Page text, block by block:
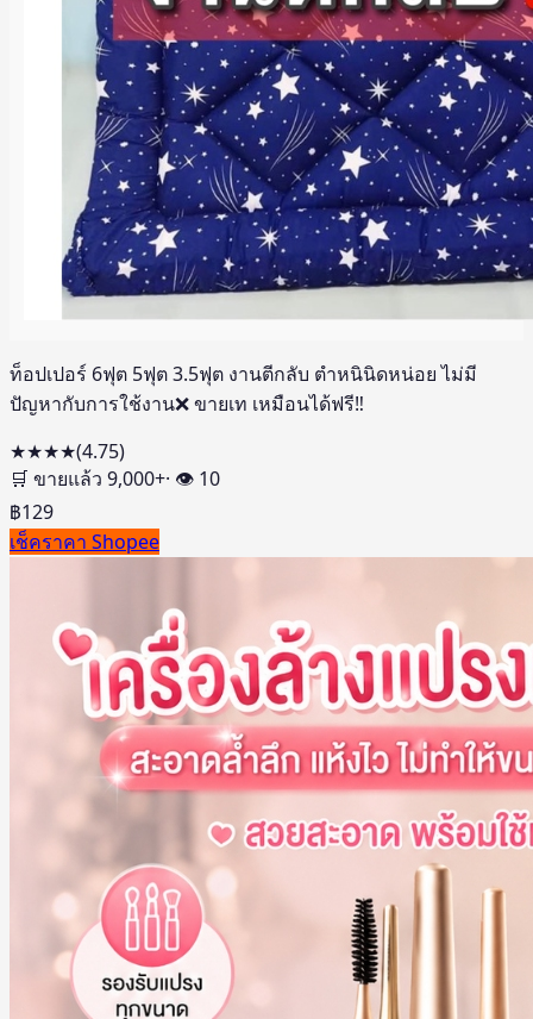
ท็อปเปอร์ 6ฟุต 5ฟุต 3.5ฟุต งานตีกลับ ตำหนินิดหน่อย ไม่มี
ปัญหากับการใช้งาน❌ ขายเท เหมือนได้ฟรี‼️
★★★★(4.75)
🛒 ขายแล้ว 9,000+· 👁 10
฿129
เช็คราคา Shopee